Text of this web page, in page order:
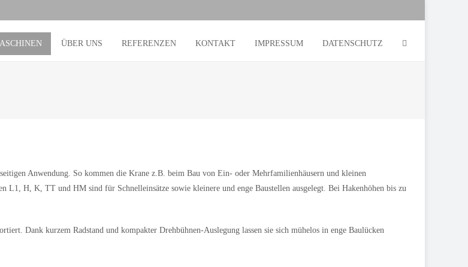
ÜBER UNS REFERENZEN KONTAKT IMPRESSUM DATENSCHUTZ
Anwendung. So kommen die Krane z.B. beim Bau von Ein- oder Mehrfamilienhäusern und kleinen
H, K, TT und HM sind für Schnelleinsätze sowie kleinere und enge Baustellen ausgelegt. Bei Hakenhöhen bis zu
Dank kurzem Radstand und kompakter Drehbühnen-Auslegung lassen sie sich mühelos in enge Baulücken